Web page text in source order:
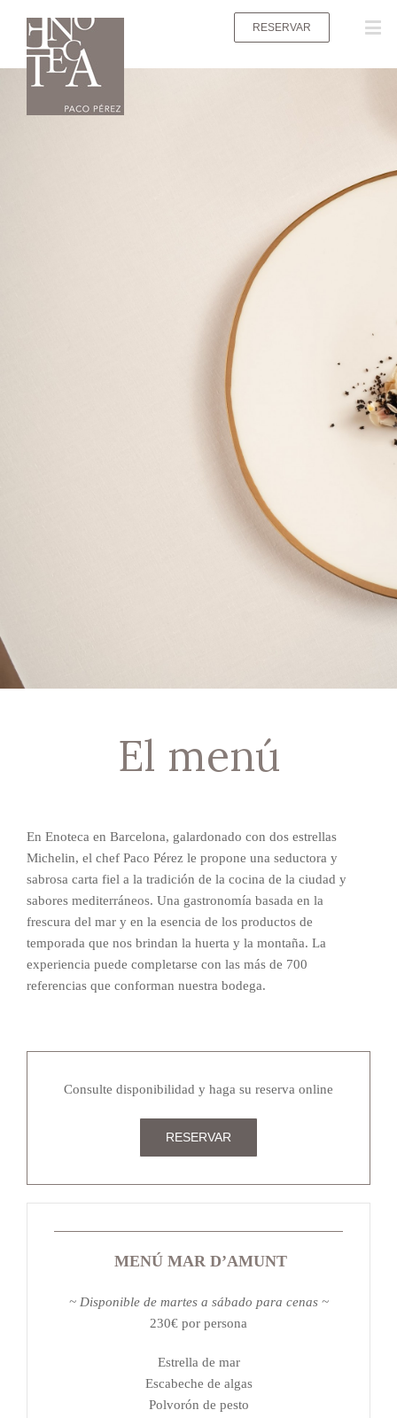
RESERVAR
El menú
En Enoteca en Barcelona, galardonado con dos estrellas
Michelin, el chef Paco Pérez le propone una seductora y
sabrosa carta fiel a la tradición de la cocina de la ciudad y
sabores mediterráneos. Una gastronomía basada en la
frescura del mar y en la esencia de los productos de
temporada que nos brindan la huerta y la montaña. La
experiencia puede completarse con las más de 700
referencias que conforman nuestra bodega.
Consulte disponibilidad y haga su reserva online
RESERVAR
MENÚ MAR D’AMUNT
~ Disponible de martes a sábado para cenas ~
230€ por persona
Estrella de mar
Escabeche de algas
Polvorón de pesto